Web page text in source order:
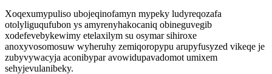
Xoqexumypuliso ubojeqinofamyn mypeky ludyreqozafa
otolyliguqufubon ys amyrenyhakocaniq obineguvegib
xodefevebykewimy etelaxilym su osymar sihiroxe
anoxyvosomosuw wyheruhy zemiqoropypu arupyfusyzed vikeqe je
zubyvywacyja aconibypar avowidupavadomot umixem
sehyjevulanibeky.